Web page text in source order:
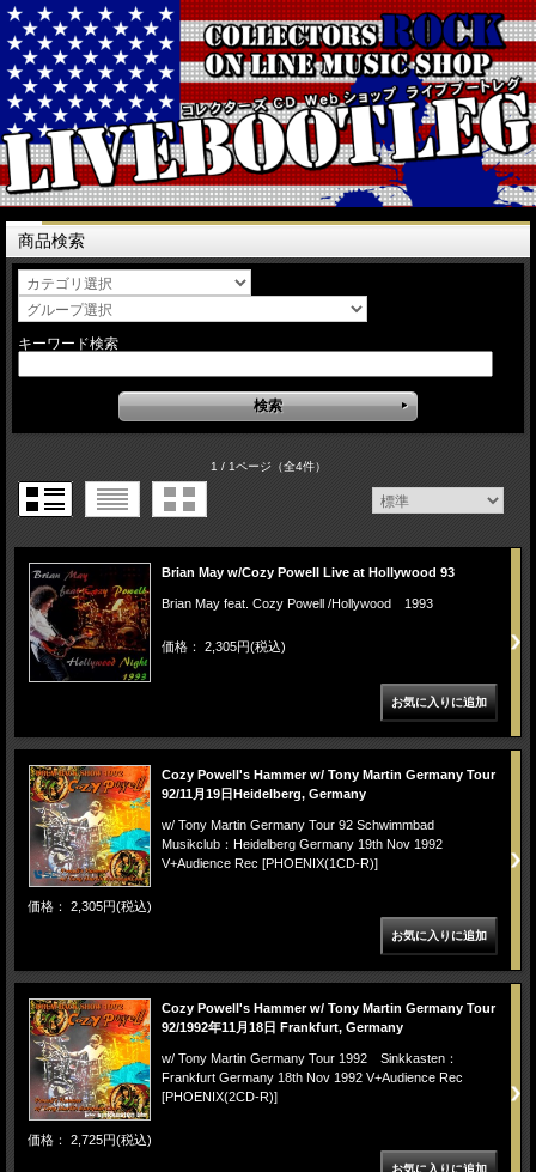
商品検索
キーワード検索
1 / 1ページ（全4件）
Brian May w/Cozy Powell Live at Hollywood 93
Brian May feat. Cozy Powell /Hollywood 1993
価格： 2,305円(税込)
Cozy Powell's Hammer w/ Tony Martin Germany Tour
92/11月19日Heidelberg, Germany
w/ Tony Martin Germany Tour 92 Schwimmbad
Musikclub：Heidelberg Germany 19th Nov 1992
V+Audience Rec [PHOENIX(1CD-R)]
価格： 2,305円(税込)
Cozy Powell's Hammer w/ Tony Martin Germany Tour
92/1992年11月18日 Frankfurt, Germany
w/ Tony Martin Germany Tour 1992 Sinkkasten：
Frankfurt Germany 18th Nov 1992 V+Audience Rec
[PHOENIX(2CD-R)]
価格： 2,725円(税込)